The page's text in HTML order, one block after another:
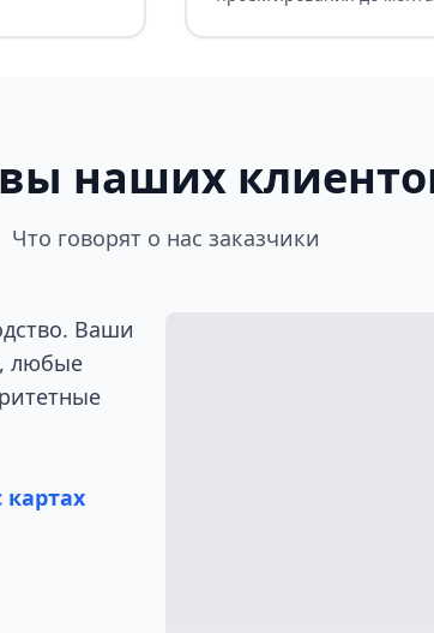
наших
Что говорят о нас заказчики
Ваши
любые
картах